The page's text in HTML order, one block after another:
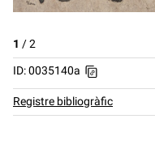
1 /2
ID: 0035140a
Registre bibliogràfic